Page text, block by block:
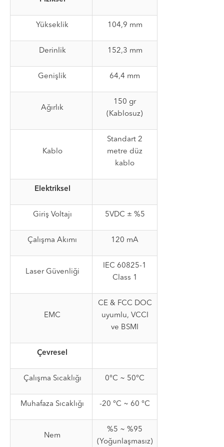
Yükseklik 104,9 mm
Derinlik 152,3 mm
Genişlik 64,4 mm
Ağırlık
150 gr
(Kablosuz)
Kablo
Standart 2
metre düz
kablo
Elektriksel
Giriş Voltajı 5VDC ± %5
Çalışma Akımı 120 mA
Laser Güvenliği
IEC 60825-1
Class 1
EMC
CE & FCC DOC
uyumlu, VCCI
ve BSMI
Çevresel
Çalışma Sıcaklığı 0°C ~ 50°C
Muhafaza Sıcaklığı -20 °C ~ 60 °C
Nem
%5 ~ %95
(Yoğunlaşmasız)